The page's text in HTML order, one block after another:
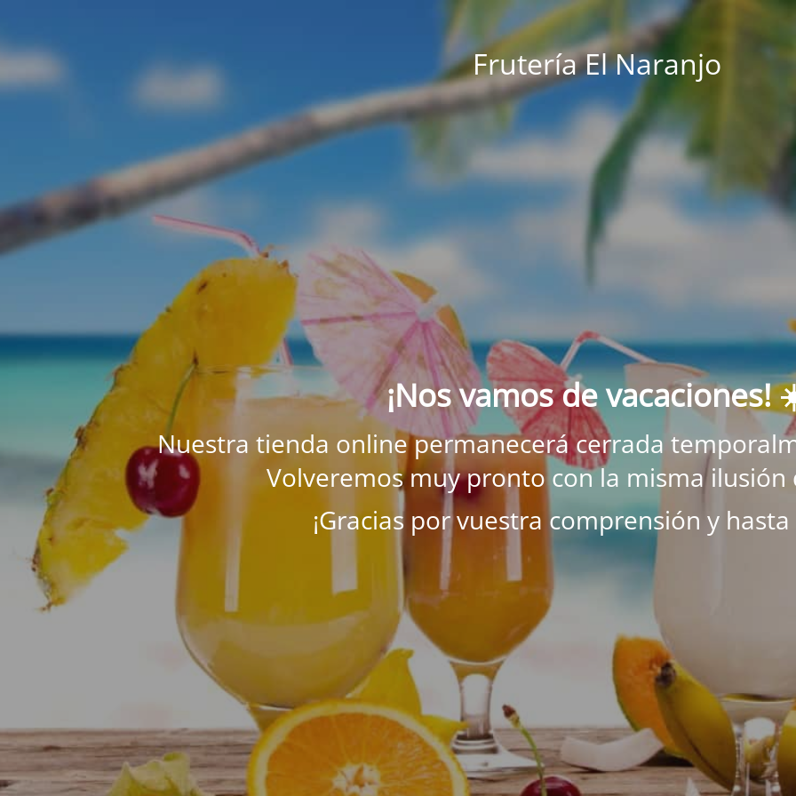
Frutería El Naranjo
¡Nos vamos de vacaciones!
Nuestra tienda online permanecerá cerrada
Volveremos muy pronto con la misma ilusión
¡Gracias por vuestra comprensión y